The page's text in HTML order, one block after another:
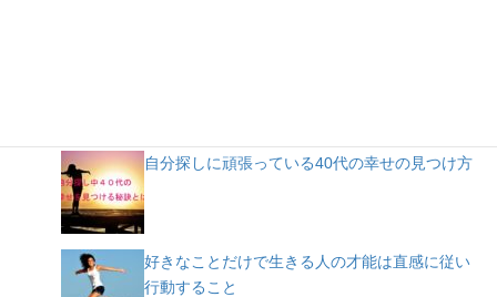
自分探しに頑張っている40代の幸せの見つけ方
好きなことだけで生きる人の才能は直感に従い
行動すること